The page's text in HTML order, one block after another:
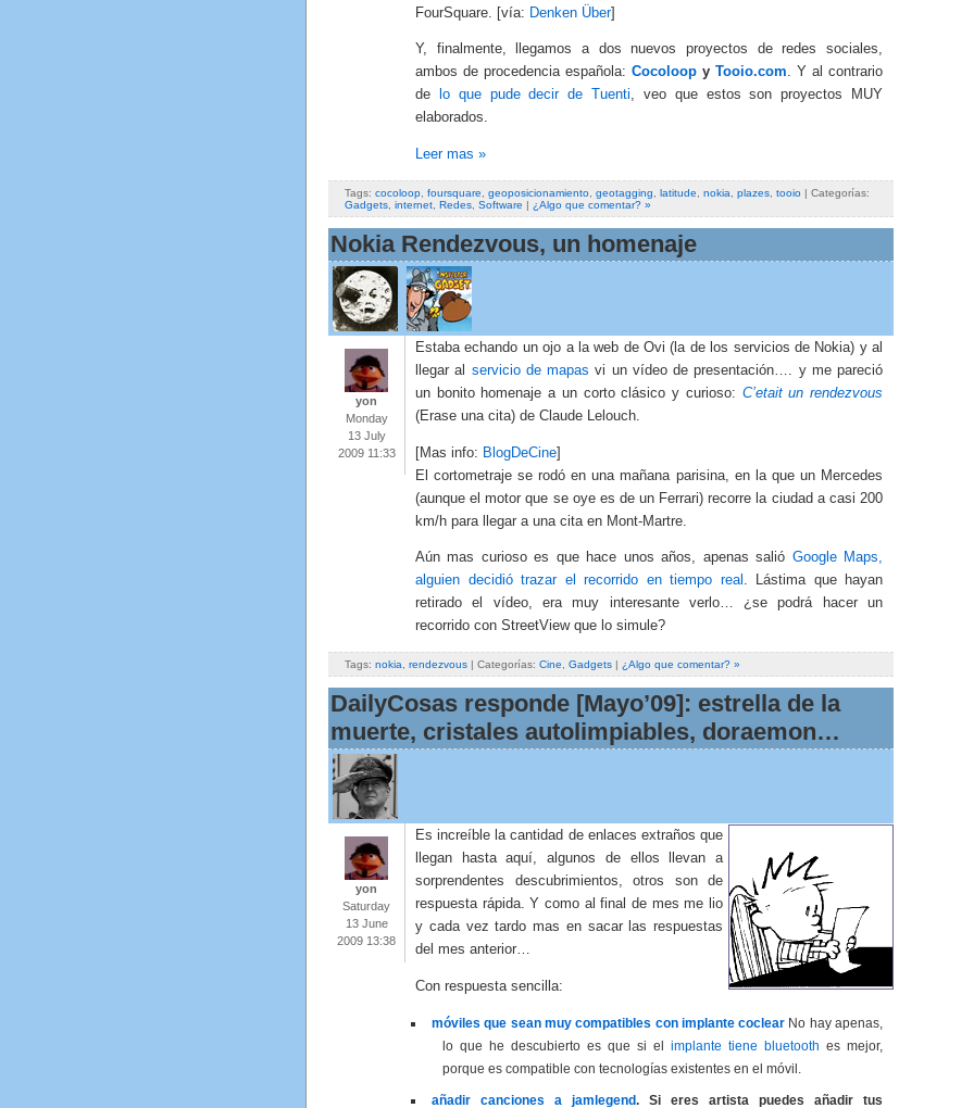
FourSquare. [vía: Denken Über]
Y, finalmente, llegamos a dos nuevos proyectos de redes sociales,
ambos de procedencia española: Cocoloop y Tooio.com. Y al contrario
de
lo que pude decir de Tuenti, veo que estos son proyectos MUY
elaborados.
Leer mas »
Tags: cocoloop foursquare geoposicionamiento geotagging latitude nokia plazes tooio | Categorías:
Gadgets internet Redes Software | ¿Algo que comentar? »
Nokia Rendezvous, un homenaje
yon
Monday
13 July
2009 11:33
Estaba echando un ojo a la web de Ovi (la de los servicios de Nokia) y al
llegar al servicio de mapas vi un vídeo de presentación…. y me pareció
un bonito homenaje a un corto clásico y curioso: C’etait un rendezvous
(Erase una cita) de Claude Lelouch.
[Mas info: BlogDeCine]
El cortometraje se rodó en una mañana parisina, en la que un Mercedes
(aunque el motor que se oye es de un Ferrari) recorre la ciudad a casi 200
km/h para llegar a una cita en Mont-Martre.
Aún mas curioso es que hace unos años, apenas salió Google Maps,
alguien decidió trazar el recorrido en tiempo real . Lástima que hayan
retirado el vídeo, era muy interesante verlo… ¿se podrá hacer un
recorrido con StreetView que lo simule?
Tags: nokia rendezvous | Categorías: Cine Gadgets | ¿Algo que comentar? »
DailyCosas responde [Mayo’09]: estrella de la
muerte, cristales autolimpiables, doraemon…
yon
Saturday
13 June
2009 13:38
Es increíble la cantidad de enlaces extraños que
llegan hasta aquí, algunos de ellos llevan a
sorprendentes descubrimientos, otros son de
respuesta rápida. Y como al final de mes me lio
y cada vez tardo mas en sacar las respuestas
del mes anterior…
Con respuesta sencilla:
móviles que sean muy compatibles con implante coclear No hay apenas,
lo que he descubierto es que si el implante tiene bluetooth es mejor,
porque es compatible con tecnologías existentes en el móvil.
añadir canciones a jamlegend. Si eres artista puedes añadir tus